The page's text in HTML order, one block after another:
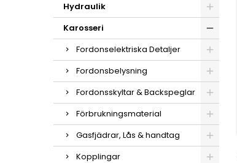
Hydraulik
Karosseri
Fordonselektriska Detaljer
Fordonsbelysning
Fordonsskyltar & Backspeglar
Förbrukningsmaterial
Gasfjädrar, Lås & handtag
Kopplingar